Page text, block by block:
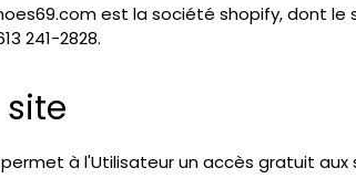
est la société shopify, dont
241-2828.
site
à l'Utilisateur un accès gratuit aux